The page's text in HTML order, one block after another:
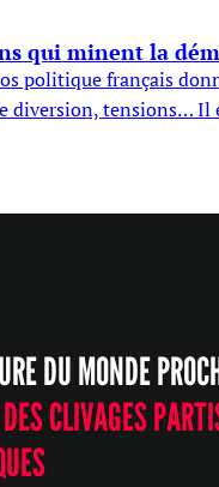
qui minent la
politique français
diversion, tensions… Il
DU MONDE
CLIVAGES